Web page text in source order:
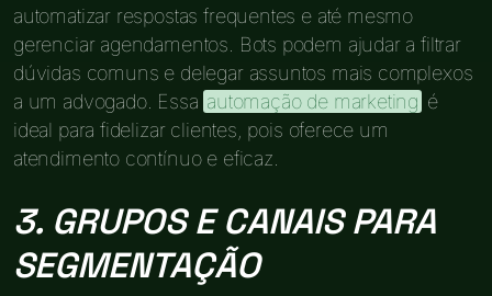
automatizar respostas frequentes e até mesmo
gerenciar agendamentos. Bots podem ajudar a filtrar
dúvidas comuns e delegar assuntos mais complexos
a um advogado. Essa automação de marketing é
ideal para fidelizar clientes, pois oferece um
atendimento contínuo e eficaz.
3. GRUPOS E CANAIS PARA
SEGMENTAÇÃO